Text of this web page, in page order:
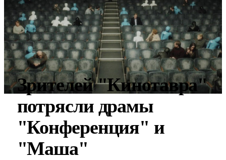
Зрителей "Кинотавра"
потрясли драмы
"Конференция" и
"Маша"